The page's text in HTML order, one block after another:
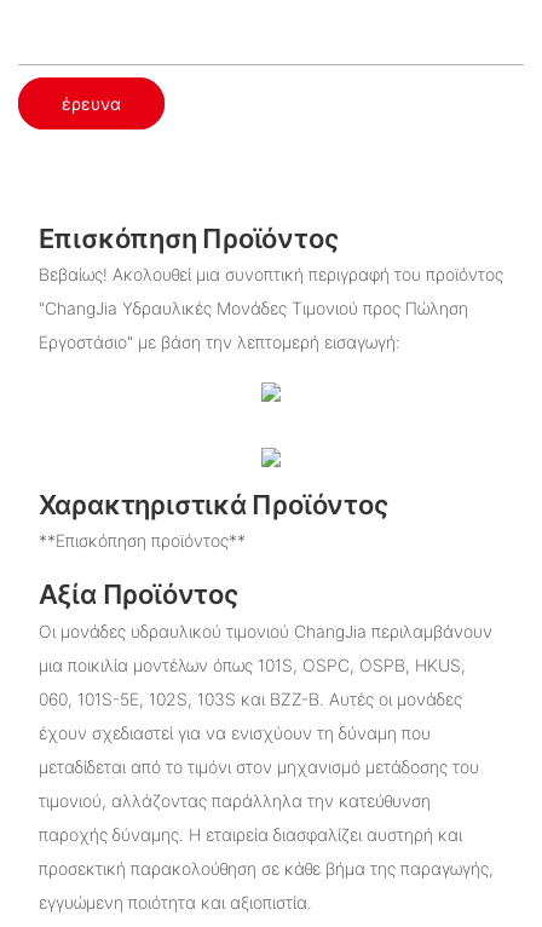
έρευνα
Επισκόπηση Προϊόντος
Βεβαίως! Ακολουθεί μια συνοπτική περιγραφή του προϊόντος
"ChangJia Υδραυλικές Μονάδες Τιμονιού προς Πώληση
Εργοστάσιο" με βάση την λεπτομερή εισαγωγή:
Χαρακτηριστικά Προϊόντος
**Επισκόπηση προϊόντος**
Αξία Προϊόντος
Οι μονάδες υδραυλικού τιμονιού ChangJia περιλαμβάνουν
μια ποικιλία μοντέλων όπως 101S, OSPC, OSPB, HKUS,
060, 101S-5E, 102S, 103S και BZZ-B. Αυτές οι μονάδες
έχουν σχεδιαστεί για να ενισχύουν τη δύναμη που
μεταδίδεται από το τιμόνι στον μηχανισμό μετάδοσης του
τιμονιού, αλλάζοντας παράλληλα την κατεύθυνση
παροχής δύναμης. Η εταιρεία διασφαλίζει αυστηρή και
προσεκτική παρακολούθηση σε κάθε βήμα της παραγωγής,
εγγυώμενη ποιότητα και αξιοπιστία.